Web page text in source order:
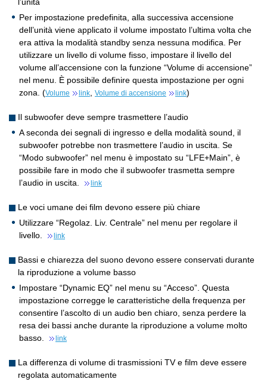
Per impostazione predefinita, alla successiva accensione
dell’unità viene applicato il volume impostato l’ultima volta che
era attiva la modalità standby senza nessuna modifica. Per
utilizzare un livello di volume fisso, impostare il livello del
volume all’accensione con la funzione “Volume di accensione”
nel menu. È possibile definire questa impostazione per ogni
zona. (Volume link Volume di accensione link)
Il subwoofer deve sempre trasmettere l’audio
A seconda dei segnali di ingresso e della modalità sound, il
subwoofer potrebbe non trasmettere l’audio in uscita. Se
“Modo subwoofer” nel menu è impostato su “LFE+Main”, è
possibile fare in modo che il subwoofer trasmetta sempre
l’audio in uscita.
link
Le voci umane dei film devono essere più chiare
Utilizzare “Regolaz. Liv. Centrale” nel menu per regolare il
livello.
link
Bassi e chiarezza del suono devono essere conservati durante
la riproduzione a volume basso
Impostare “Dynamic EQ” nel menu su “Acceso”. Questa
impostazione corregge le caratteristiche della frequenza per
consentire l’ascolto di un audio ben chiaro, senza perdere la
resa dei bassi anche durante la riproduzione a volume molto
basso.
link
La differenza di volume di trasmissioni TV e film deve essere
regolata automaticamente